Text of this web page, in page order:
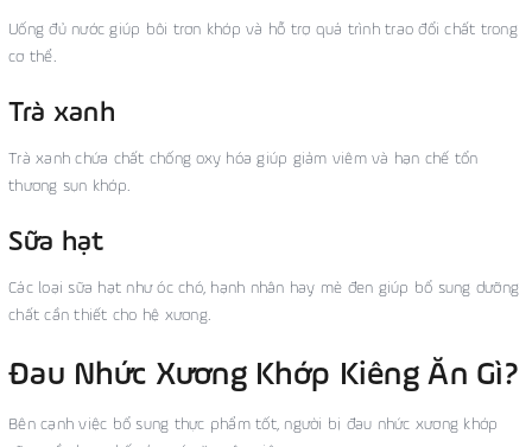
Uống đủ nước giúp bôi trơn khớp và hỗ trợ quá trình trao đổi chất trong
cơ thể.
Trà xanh
Trà xanh chứa chất chống oxy hóa giúp giảm viêm và hạn chế tổn
thương sụn khớp.
Sữa hạt
Các loại sữa hạt như óc chó, hạnh nhân hay mè đen giúp bổ sung dưỡng
chất cần thiết cho hệ xương.
Đau Nhức Xương Khớp Kiêng Ăn Gì?
Bên cạnh việc bổ sung thực phẩm tốt, người bị đau nhức xương khớp